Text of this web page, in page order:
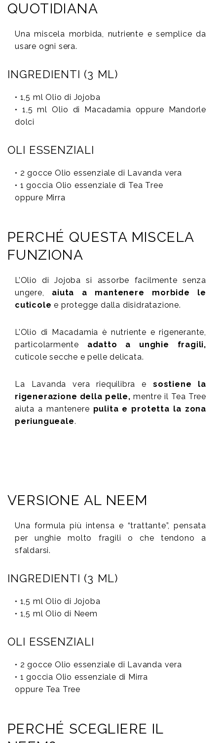
QUOTIDIANA
Una miscela morbida, nutriente e semplice da
usare ogni sera.
INGREDIENTI (3 ML)
• 1,5 ml Olio di Jojoba
• 1,5 ml Olio di Macadamia oppure Mandorle
dolci
OLI ESSENZIALI
• 2 gocce Olio essenziale di Lavanda vera
• 1 goccia Olio essenziale di Tea Tree
oppure Mirra
PERCHÉ QUESTA MISCELA
FUNZIONA
L’Olio di Jojoba si assorbe facilmente senza
ungere, aiuta a mantenere morbide le
cuticole e protegge dalla disidratazione.
L’Olio di Macadamia è nutriente e rigenerante,
particolarmente adatto a unghie fragili,
cuticole secche e pelle delicata.
La Lavanda vera riequilibra e sostiene la
rigenerazione della pelle, mentre il Tea Tree
aiuta a mantenere pulita e protetta la zona
periungueale.
VERSIONE AL NEEM
Una formula più intensa e “trattante”, pensata
per unghie molto fragili o che tendono a
sfaldarsi.
INGREDIENTI (3 ML)
• 1,5 ml Olio di Jojoba
• 1,5 ml Olio di Neem
OLI ESSENZIALI
• 2 gocce Olio essenziale di Lavanda vera
• 1 goccia Olio essenziale di Mirra
oppure Tea Tree
PERCHÉ SCEGLIERE IL